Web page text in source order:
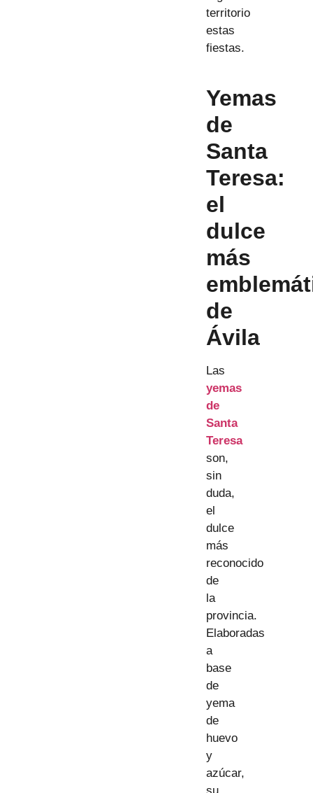
territorio
estas
fiestas.
Yemas
de
Santa
Teresa:
el
dulce
más
emblemá
de
Ávila
Las
yemas
de
Santa
Teresa
son,
sin
duda,
el
dulce
más
reconocido
de
la
provincia.
Elaboradas
a
base
de
yema
de
huevo
y
azúcar,
su